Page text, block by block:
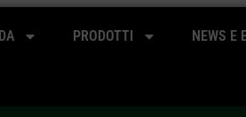
PRODOTTI NEWS E